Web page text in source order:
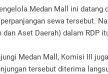
Medan Mall ini datang
sewa tersebut.
Aset Daerah) dalam RDP
Medan Mall, Komisi III
tersebut diterima